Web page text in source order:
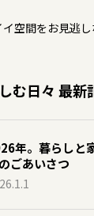
空間をお見逃
む日々 最新
年。暮らしと
ごあいさつ